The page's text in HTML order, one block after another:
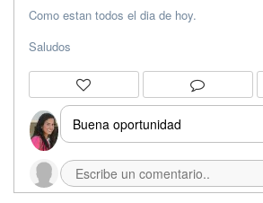
Como estan todos el dia de hoy.
Saludos
Buena oportunidad